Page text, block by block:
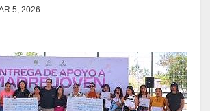
5, 2026